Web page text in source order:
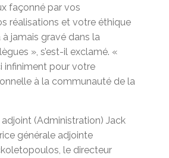
façonné par vos
réalisations et votre éthique
jamais gravé dans la
», s’est-il exclamé. «
infiniment pour votre
à la communauté de la
(Administration) Jack
générale adjointe
le directeur